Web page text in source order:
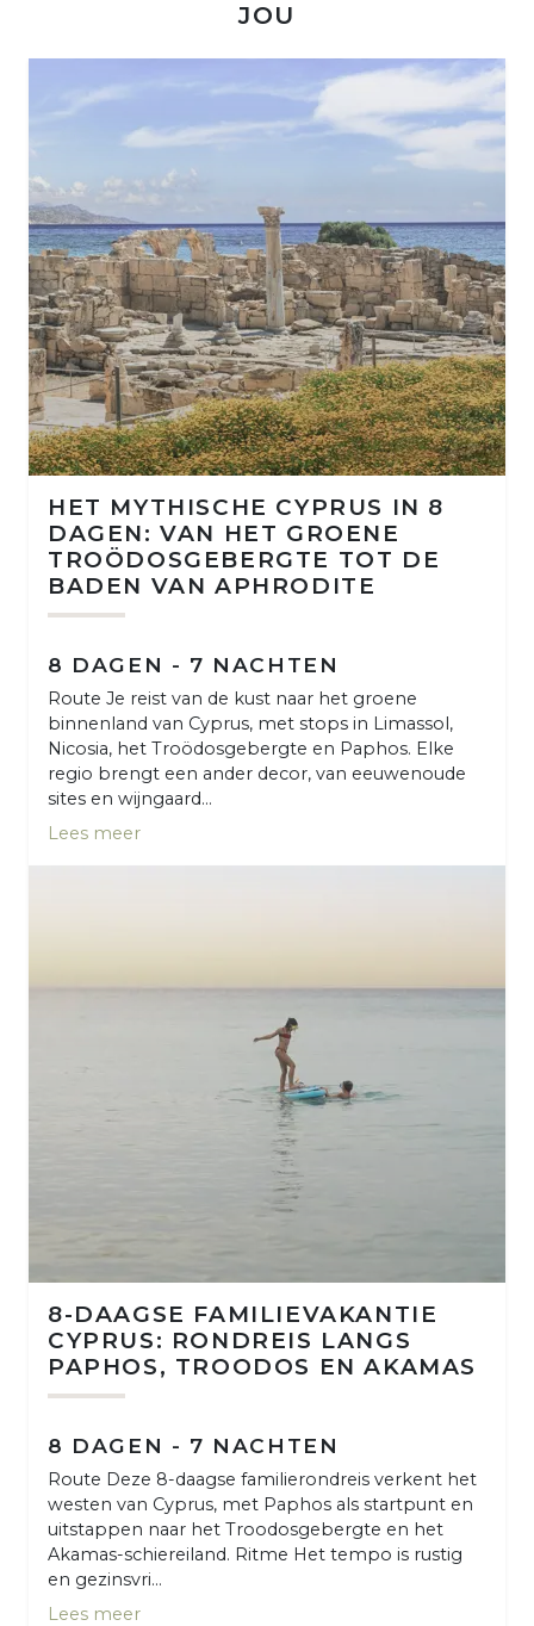
JOU
HET MYTHISCHE CYPRUS IN 8
DAGEN: VAN HET GROENE
TROÖDOSGEBERGTE TOT DE
BADEN VAN APHRODITE
8 DAGEN - 7 NACHTEN
Route Je reist van de kust naar het groene
binnenland van Cyprus, met stops in Limassol,
Nicosia, het Troödosgebergte en Paphos. Elke
regio brengt een ander decor, van eeuwenoude
sites en wijngaard...
Lees meer
8-DAAGSE FAMILIEVAKANTIE
CYPRUS: RONDREIS LANGS
PAPHOS, TROODOS EN AKAMAS
8 DAGEN - 7 NACHTEN
Route Deze 8-daagse familierondreis verkent het
westen van Cyprus, met Paphos als startpunt en
uitstappen naar het Troodosgebergte en het
Akamas-schiereiland. Ritme Het tempo is rustig
en gezinsvri...
Lees meer